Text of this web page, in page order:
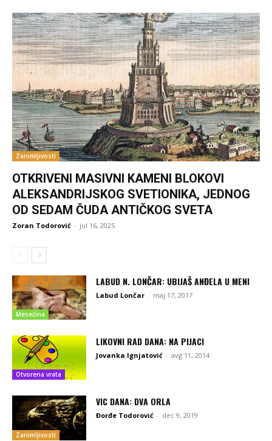
Zanimljivosti
OTKRIVENI MASIVNI KAMENI BLOKOVI
ALEKSANDRIJSKOG SVETIONIKA, JEDNOG
OD SEDAM ČUDA ANTIČKOG SVETA
Zoran Todorović - jul 16, 2025
Mesečina
LABUD N. LONČAR: UBIJAŠ ANĐELA U MENI
Labud Lončar - maj 17, 2017
Otvorena vrata
LIKOVNI RAD DANA: NA PIJACI
Jovanka Ignjatović - avg 11, 2014
Zanimljivosti
VIC DANA: DVA ORLA
Đorđe Todorović - dec 9, 2019